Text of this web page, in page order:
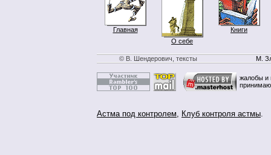
Главная
О себе
Книги
© В. Шендерович, тексты М.
жалобы и
Астма под контролем, Клуб контроля астмы.